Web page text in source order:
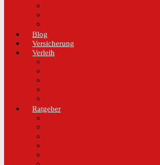
Blog
Versicherung
Verleih
Ratgeber